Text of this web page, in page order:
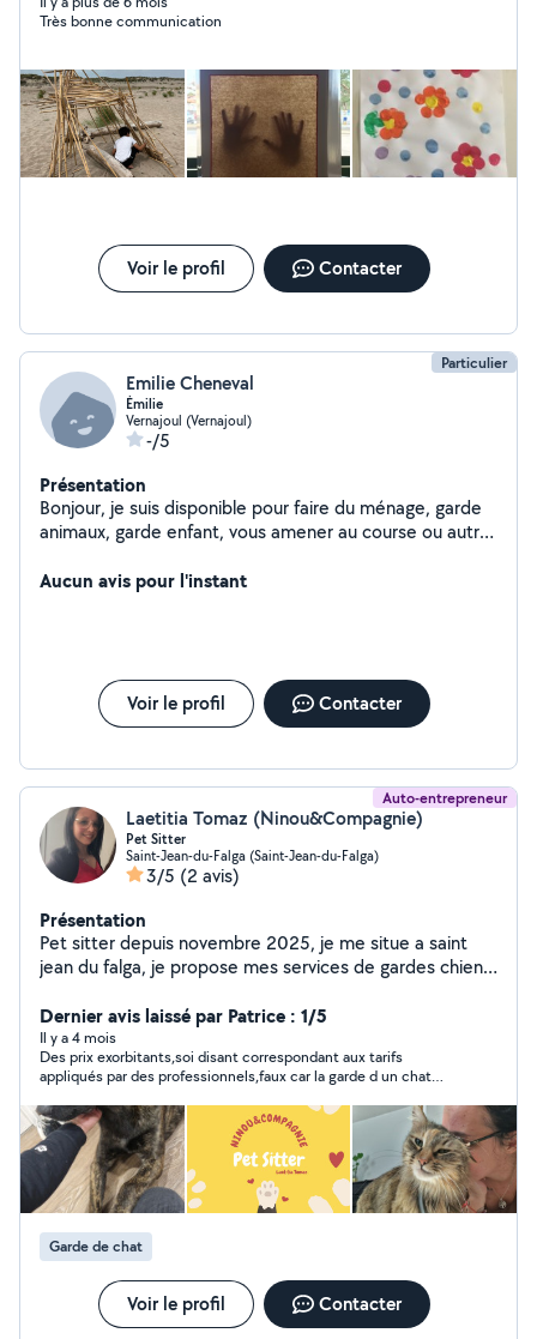
devoirs et autre J'aime également énormément les
domicile plusieurs fois. Il est tout de même nécessaire
que ceux ci soient ok chat car j'en ai deux à la maison !
Dispo pour de la garde chien / chat / lapins / cochon
d'inde.
Très bonne communication
Voir le profil Contacter
Particulier
Emilie Cheneval
Émilie
Vernajoul (Vernajoul)
-/5
Présentation
Bonjour, je suis disponible pour faire du ménage, garde
animaux, garde enfant, vous amener au course ou autre,
Aucun avis pour l'instant
Voir le profil Contacter
Auto-entrepreneur
Laetitia Tomaz (Ninou&Compagnie)
Pet Sitter
Saint-Jean-du-Falga (Saint-Jean-du-Falga)
3/5 (2 avis)
Présentation
Pet sitter depuis novembre 2025, je me situe a saint
jean du falga, je propose mes services de gardes chiens
alentours . Garde à mon domicile, visite au domicile du
propriétaire.
Dernier avis laissé par Patrice : 1/5
Il y a 4 mois
Des prix exorbitants,soi disant correspondant aux tarifs
appliqués par des professionnels,faux car la garde d un chat
Garde de chat
Voir le profil Contacter